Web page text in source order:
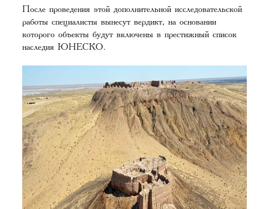
После проведения этой дополнительной исследовательской
работы специалисты вынесут вердикт, на основании
которого объекты будут включены в престижный список
наследия ЮНЕСКО.